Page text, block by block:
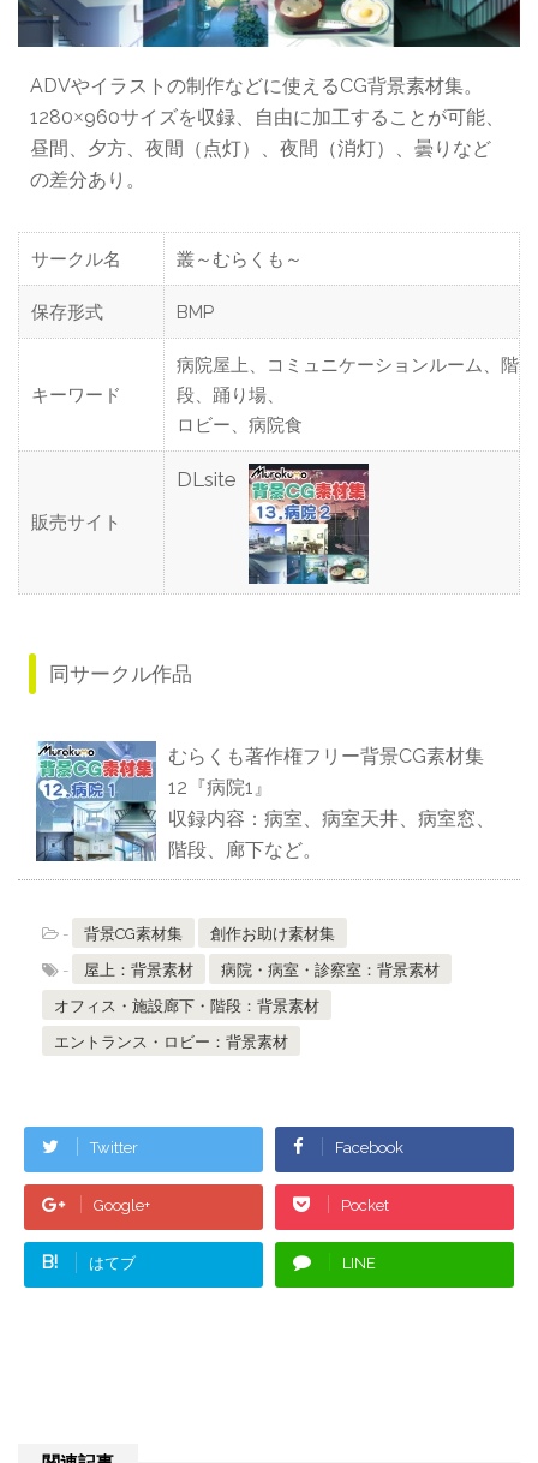
ADVやイラストの制作などに使えるCG背景素材集。
1280×960サイズを収録、自由に加工することが可能、
昼間、夕方、夜間（点灯）、夜間（消灯）、曇りなど
の差分あり。
サークル名 叢～むらくも～
保存形式 BMP
キーワード
病院屋上、コミュニケーションルーム、階
段、踊り場、
ロビー、病院食
販売サイト
DLsite
同サークル作品
むらくも著作権フリー背景CG素材集
12『病院1』
収録内容：病室、病室天井、病室窓、
階段、廊下など。
- 背景CG素材集
創作お助け素材集
-
屋上：背景素材
病院・病室・診察室：背景素材
オフィス・施設廊下・階段：背景素材
エントランス・ロビー：背景素材
Twitter Facebook
Google+ Pocket
B! はてブ LINE